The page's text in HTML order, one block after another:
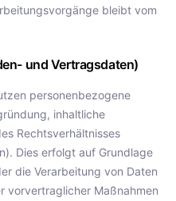
bleibt vom
und Vertragsdaten)
personenbezogene
inhaltliche
Rechtsverhältnisses
Dies erfolgt auf Grundlage
die Verarbeitung von Daten
vorvertraglicher Maßnahmen